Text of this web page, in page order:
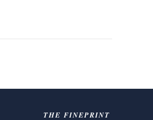
THE FINEPRINT